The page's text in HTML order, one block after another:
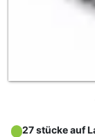
27 stücke auf